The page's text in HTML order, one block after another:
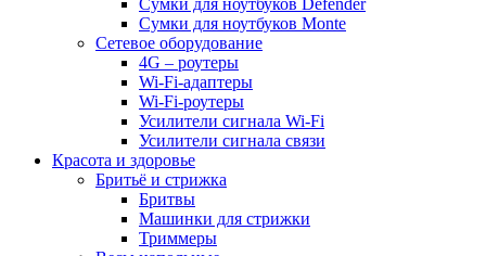
Сумки для ноутбуков Defender
Сумки для ноутбуков Monte
Сетевое оборудование
4G – роутеры
Wi-Fi-адаптеры
Wi-Fi-роутеры
Усилители сигнала Wi-Fi
Усилители сигнала связи
Красота и здоровье
Бритьё и стрижка
Бритвы
Машинки для стрижки
Триммеры